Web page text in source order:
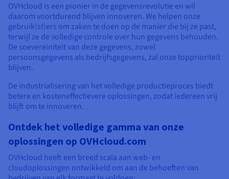
OVHcloud is een pionier in de gegevensrevolutie en wil
daarom voortdurend blijven innoveren. We helpen onze
gebruik(st)ers om zaken te doen op de manier die bij ze past,
terwijl ze de volledige controle over hun gegevens behouden.
De soevereiniteit van deze gegevens, zowel
persoonsgegevens als bedrijfsgegevens, zal onze topprioriteit
blijven.
De industrialisering van het volledige productieproces biedt
betere en kosteneffectievere oplossingen, zodat iedereen vrij
blijft om te innoveren.
Ontdek het volledige gamma van onze
oplossingen op OVHcloud.com
OVHcloud heeft een breed scala aan web- en
cloudoplossingen ontwikkeld om aan de behoeften van